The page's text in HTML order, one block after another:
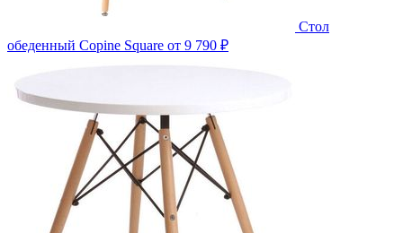
Стол
обеденный Copine Square от 9 790 ₽